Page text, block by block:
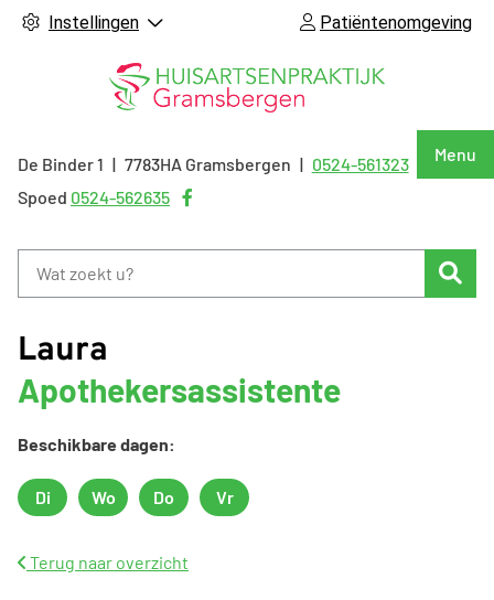
Instellingen Patiëntenomgeving
Menu
De Binder1 7783HA Gramsbergen Tel:
0524-561323
Spoed 0524-562635
pagina
Laura
Apothekersassistente
Beschikbare dagen:
Dinsdag
Di Woensdag
Wo Donderdag
Do Vrijdag
Vr
Terug naar overzicht